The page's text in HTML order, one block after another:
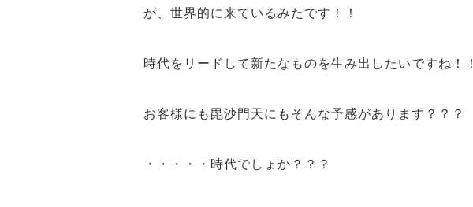
が、世界的に来ているみたです！！
時代をリードして新たなものを生み出したいですね！！
お客様にも毘沙門天にもそんな予感があります？？？
・・・・・ 時代でしょか？？？